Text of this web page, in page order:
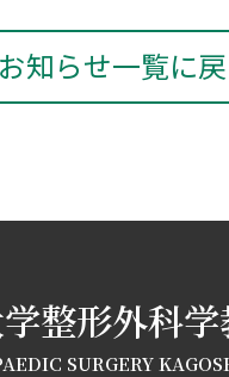
知らせ一覧に
整形外科
SURGERY